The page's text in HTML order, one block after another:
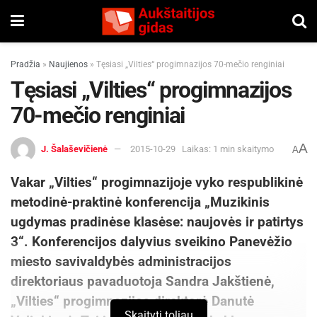
Pradžia » Naujienos » Tęsiasi „Vilties“ progimnazijos 70-mečio renginiai
Tęsiasi „Vilties“ progimnazijos
70-mečio renginiai
J. Šalaševičienė 2015-10-29 Laikas: 1 min skaitymo AA
Vakar „Vilties“ progimnazijoje vyko respublikinė
metodinė-praktinė konferencija „Muzikinis
ugdymas pradinėse klasėse: naujovės ir patirtys
3“. Konferencijos dalyvius sveikino Panevėžio
miesto savivaldybės administracijos
direktoriaus pavaduotoja Sandra Jakštienė,
„Vilties“ progimnazijos direktorė Danutė